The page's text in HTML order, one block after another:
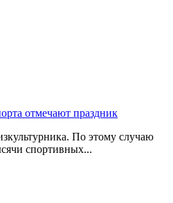
отмечают праздник
По этому случаю
спортивных...